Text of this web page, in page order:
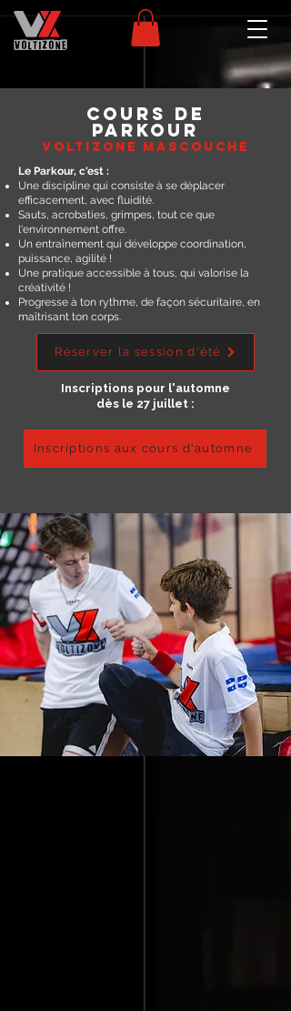
cours de
parkour
voltizone mascouche
Le Parkour, c'est :
Une discipline qui consiste à se déplacer
efficacement, avec fluidité.
Sauts, acrobaties, grimpes, tout ce que
l'environnement offre.
Un entraînement qui développe coordination,
puissance, agilité !
Une pratique accessible à tous, qui valorise la
créativité !
Progresse à ton rythme, de façon sécuritaire, en
maîtrisant ton corps.
Réserver la session d'été
Inscriptions pour l'automne
dès le 27 juillet :
Inscriptions aux cours d'automne